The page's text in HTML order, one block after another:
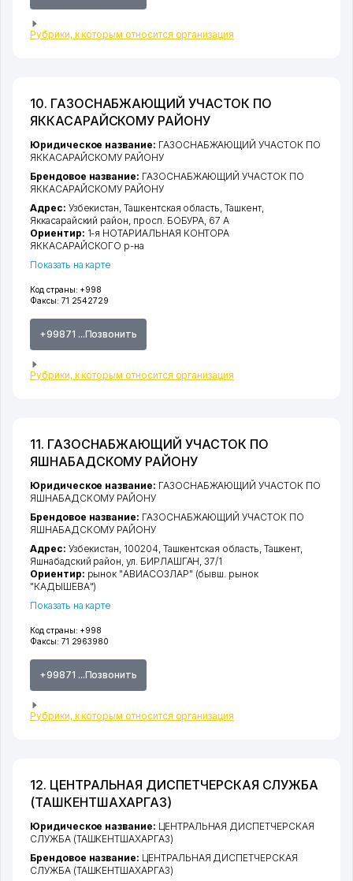
Рубрики, к которым относится организация
10. ГАЗОСНАБЖАЮЩИЙ УЧАСТОК ПО
ЯККАСАРАЙСКОМУ РАЙОНУ
Код страны: +998
Факсы: 71 2542729
+99871 ...Позвонить
Рубрики, к которым относится организация
Юридическое название: ГАЗОСНАБЖАЮЩИЙ УЧАСТОК ПО
ЯККАСАРАЙСКОМУ РАЙОНУ
Брендовое название: ГАЗОСНАБЖАЮЩИЙ УЧАСТОК ПО
ЯККАСАРАЙСКОМУ РАЙОНУ
Адрес: Узбекистан,Ташкентская область ,Ташкент,
Яккасарайский район просп. БОБУРА , 67 А
Ориентир: 1-я НОТАРИАЛЬНАЯ КОНТОРА
ЯККАСАРАЙСКОГО р-на
Показать на карте
11. ГАЗОСНАБЖАЮЩИЙ УЧАСТОК ПО
ЯШНАБАДСКОМУ РАЙОНУ
Код страны: +998
Факсы: 71 2963980
+99871 ...Позвонить
Рубрики, к которым относится организация
Юридическое название: ГАЗОСНАБЖАЮЩИЙ УЧАСТОК ПО
ЯШНАБАДСКОМУ РАЙОНУ
Брендовое название: ГАЗОСНАБЖАЮЩИЙ УЧАСТОК ПО
ЯШНАБАДСКОМУ РАЙОНУ
Адрес: Узбекистан, 100204, Ташкентская область, Ташкент,
Яшнабадский район,ул. БИРЛАШГАН, 37/1
Ориентир: рынок "АВИАСОЗЛАР" (бывш. рынок
"КАДЫШЕВА")
Показать на карте
12. ЦЕНТРАЛЬНАЯ ДИСПЕТЧЕРСКАЯ СЛУЖБА
(ТАШКЕНТШАХАРГАЗ)
Юридическое название: ЦЕНТРАЛЬНАЯ ДИСПЕТЧЕРСКАЯ
СЛУЖБА (ТАШКЕНТШАХАРГАЗ)
Брендовое название: ЦЕНТРАЛЬНАЯ ДИСПЕТЧЕРСКАЯ
СЛУЖБА (ТАШКЕНТШАХАРГАЗ)